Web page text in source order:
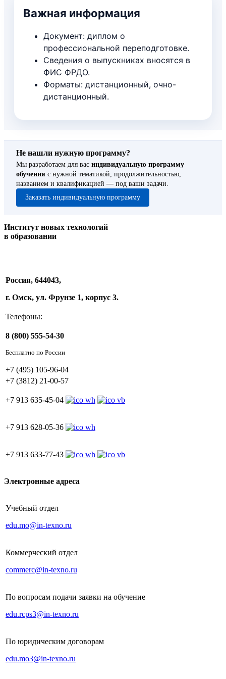
12.11. Аудит этики и безопасности
практики
инструментов
Важная информация
Документ: диплом о
профессиональной переподготовке.
Сведения о выпускниках вносятся в
ФИС ФРДО.
Форматы: дистанционный, очно-
дистанционный.
Не нашли нужную программу?
Мы разработаем для вас индивидуальную программу
обучения с нужной тематикой, продолжительностью,
названием и квалификацией — под ваши задачи.
Заказать индивидуальную программу
Институт новых технологий
в образовании
Россия, 644043,
г. Омск, ул. Фрунзе 1, корпус 3.
Телефоны:
8 (800) 555-54-30
Бесплатно по России
+7 (495) 105-96-04
+7 (3812) 21-00-57
+7 913 635-45-04
+7 913 628-05-36
+7 913 633-77-43
Электронные адреса
Учебный отдел
edu.mo@in-texno.ru
Коммерческий отдел
commerc@in-texno.ru
По вопросам подачи заявки на обучение
edu.rcps3@in-texno.ru
По юридическим договорам
edu.mo3@in-texno.ru